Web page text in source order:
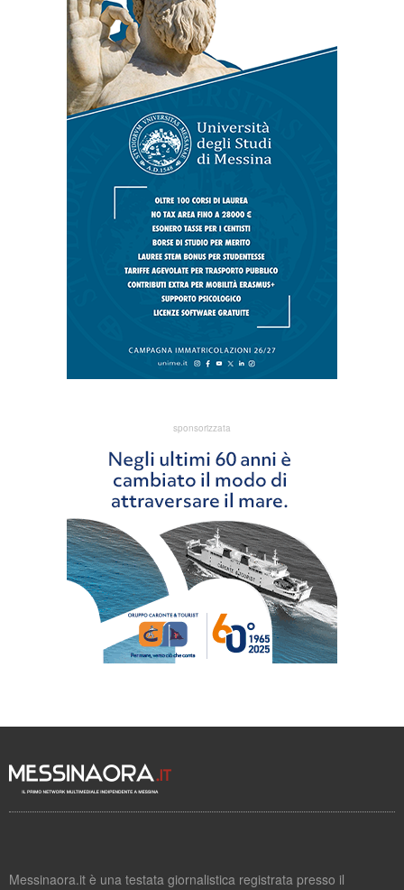
sponsorizzata
Messinaora.it è una testata giornalistica registrata presso il